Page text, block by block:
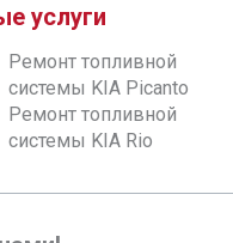
услуги
Ремонт топливной
системы KIA Picanto
Ремонт топливной
системы KIA Rio